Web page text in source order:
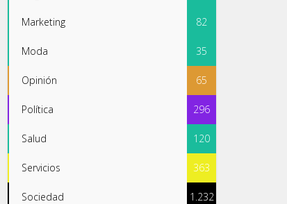
Marketing 82
Moda 35
Opinión 65
Política 296
Salud 120
Servicios 363
Sociedad 1.232